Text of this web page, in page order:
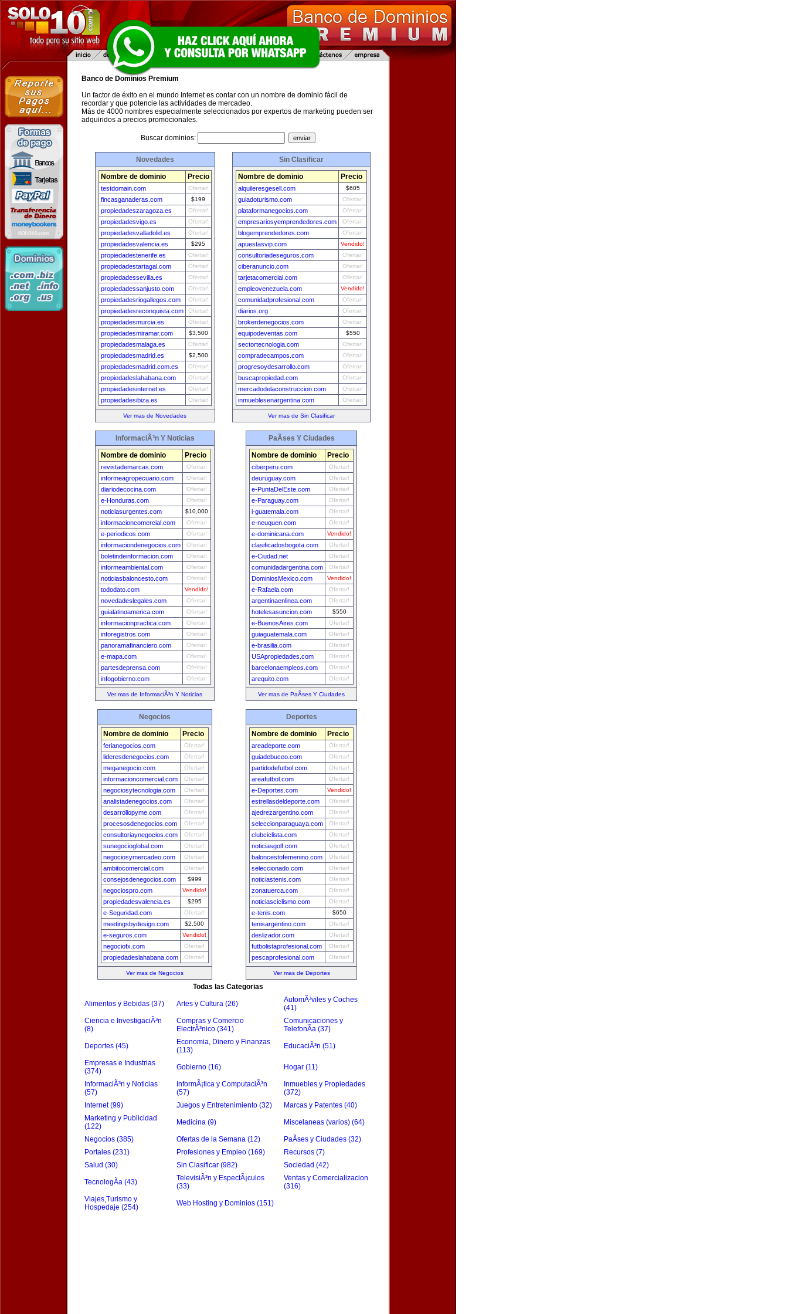
Banco de Dominios Premium
Un factor de éxito en el mundo Internet es contar con un nombre de dominio fácil de
recordar y que potencie las actividades de mercadeo.
Más de 4000 nombres especialmente seleccionados por expertos de marketing pueden ser
adquiridos a precios promocionales.
Buscar dominios:
Novedades
Nombre de dominio Precio
testdomain.com Ofertar!
fincasganaderas.com $199
propiedadeszaragoza.es Ofertar!
propiedadesvigo.es Ofertar!
propiedadesvalladolid.es Ofertar!
propiedadesvalencia.es $295
propiedadestenerife.es Ofertar!
propiedadestartagal.com Ofertar!
propiedadessevilla.es Ofertar!
propiedadessanjusto.com Ofertar!
propiedadesriogallegos.com Ofertar!
propiedadesreconquista.com Ofertar!
propiedadesmurcia.es Ofertar!
propiedadesmiramar.com $3,500
propiedadesmalaga.es Ofertar!
propiedadesmadrid.es $2,500
propiedadesmadrid.com.es Ofertar!
propiedadeslahabana.com Ofertar!
propiedadesinternet.es Ofertar!
propiedadesibiza.es Ofertar!
Ver mas de Novedades
Sin Clasificar
Nombre de dominio Precio
alquileresgesell.com $605
guiadoturismo.com Ofertar!
plataformanegocios.com Ofertar!
empresariosyemprendedores.com Ofertar!
blogemprendedores.com Ofertar!
apuestasvip.com Vendido!
consultoriadeseguros.com Ofertar!
ciberanuncio.com Ofertar!
tarjetacomercial.com Ofertar!
empleovenezuela.com Vendido!
comunidadprofesional.com Ofertar!
diarios.org Ofertar!
brokerdenegocios.com Ofertar!
equipodeventas.com $550
sectortecnologia.com Ofertar!
compradecampos.com Ofertar!
progresoydesarrollo.com Ofertar!
buscapropiedad.com Ofertar!
mercadodelaconstruccion.com Ofertar!
inmueblesenargentina.com Ofertar!
Ver mas de Sin Clasificar
InformaciÃ³n Y Noticias
Nombre de dominio Precio
revistademarcas.com Ofertar!
informeagropecuario.com Ofertar!
diariodecocina.com Ofertar!
e-Honduras.com Ofertar!
noticiasurgentes.com $10,000
informacioncomercial.com Ofertar!
e-periodicos.com Ofertar!
informaciondenegocios.com Ofertar!
boletindeinformacion.com Ofertar!
informeambiental.com Ofertar!
noticiasbaloncesto.com Ofertar!
tododato.com Vendido!
novedadeslegales.com Ofertar!
guialatinoamerica.com Ofertar!
informacionpractica.com Ofertar!
inforegistros.com Ofertar!
panoramafinanciero.com Ofertar!
e-mapa.com Ofertar!
partesdeprensa.com Ofertar!
infogobierno.com Ofertar!
Ver mas de InformaciÃ³n Y Noticias
PaÃ­ses Y Ciudades
Nombre de dominio Precio
ciberperu.com Ofertar!
deuruguay.com Ofertar!
e-PuntaDelEste.com Ofertar!
e-Paraguay.com Ofertar!
i-guatemala.com Ofertar!
e-neuquen.com Ofertar!
e-dominicana.com Vendido!
clasificadosbogota.com Ofertar!
e-Ciudad.net Ofertar!
comunidadargentina.com Ofertar!
DominiosMexico.com Vendido!
e-Rafaela.com Ofertar!
argentinaenlinea.com Ofertar!
hotelesasuncion.com $550
e-BuenosAires.com Ofertar!
guiaguatemala.com Ofertar!
e-brasilia.com Ofertar!
USApropiedades.com Ofertar!
barcelonaempleos.com Ofertar!
arequito.com Ofertar!
Ver mas de PaÃ­ses Y Ciudades
Negocios
Nombre de dominio Precio
ferianegocios.com Ofertar!
lideresdenegocios.com Ofertar!
meganegocio.com Ofertar!
informacioncomercial.com Ofertar!
negociosytecnologia.com Ofertar!
analistadenegocios.com Ofertar!
desarrollopyme.com Ofertar!
procesosdenegocios.com Ofertar!
consultoriaynegocios.com Ofertar!
sunegocioglobal.com Ofertar!
negociosymercadeo.com Ofertar!
ambitocomercial.com Ofertar!
consejosdenegocios.com $999
negociospro.com Vendido!
propiedadesvalencia.es $295
e-Seguridad.com Ofertar!
meetingsbydesign.com $2,500
e-seguros.com Vendido!
negociofx.com Ofertar!
propiedadeslahabana.com Ofertar!
Ver mas de Negocios
Deportes
Nombre de dominio Precio
areadeporte.com Ofertar!
guiadebuceo.com Ofertar!
partidodefutbol.com Ofertar!
areafutbol.com Ofertar!
e-Deportes.com Vendido!
estrellasdeldeporte.com Ofertar!
ajedrezargentino.com Ofertar!
seleccionparaguaya.com Ofertar!
clubciclista.com Ofertar!
noticiasgolf.com Ofertar!
baloncestofemenino.com Ofertar!
seleccionado.com Ofertar!
noticiastenis.com Ofertar!
zonatuerca.com Ofertar!
noticiasciclismo.com Ofertar!
e-tenis.com $650
tenisargentino.com Ofertar!
deslizador.com Ofertar!
futbolistaprofesional.com Ofertar!
pescaprofesional.com Ofertar!
Ver mas de Deportes
Todas las Categorias
Alimentos y Bebidas (37) Artes y Cultura (26)
AutomÃ³viles y Coches
(41)
Ciencia e InvestigaciÃ³n
(8)
Compras y Comercio
ElectrÃ³nico (341)
Comunicaciones y
TelefonÃ­a (37)
Deportes (45)
Economia, Dinero y Finanzas
(113)
EducaciÃ³n (51)
Empresas e Industrias
(374)
Gobierno (16) Hogar (11)
InformaciÃ³n y Noticias
(57)
InformÃ¡tica y ComputaciÃ³n
(57)
Inmuebles y Propiedades
(372)
Internet (99)
Juegos y Entretenimiento (32)
Marcas y Patentes (40)
Marketing y Publicidad
(122)
Medicina (9) Miscelaneas (varios) (64)
Negocios (385) Ofertas de la Semana (12)
PaÃ­ses y Ciudades (32)
Portales (231)
Profesiones y Empleo (169)
Recursos (7)
Salud (30)
Sin Clasificar (982) Sociedad (42)
TecnologÃ­a (43)
TelevisiÃ³n y EspectÃ¡culos
(33)
Ventas y Comercializacion
(316)
Viajes,Turismo y
Hospedaje (254)
Web Hosting y Dominios (151)